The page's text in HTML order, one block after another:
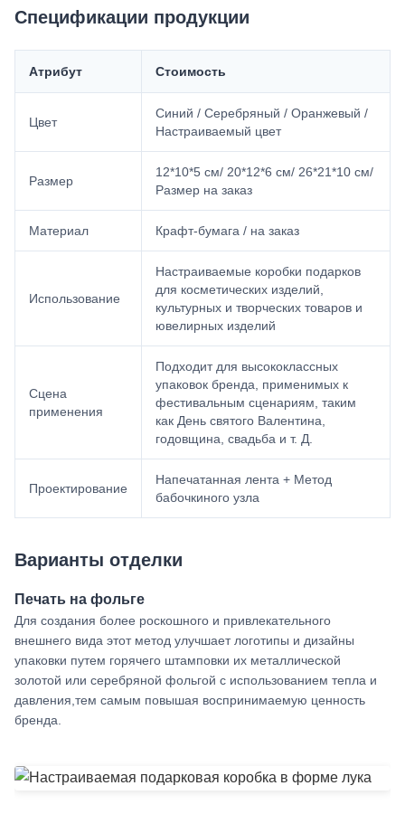
Спецификации продукции
Атрибут Стоимость
Цвет
Синий / Серебряный / Оранжевый /
Настраиваемый цвет
Размер
12*10*5 см/ 20*12*6 см/ 26*21*10 см/
Размер на заказ
Материал Крафт-бумага / на заказ
Использование
Настраиваемые коробки подарков
для косметических изделий,
культурных и творческих товаров и
ювелирных изделий
Сцена
применения
Подходит для высококлассных
упаковок бренда, применимых к
фестивальным сценариям, таким
как День святого Валентина,
годовщина, свадьба и т. Д.
Проектирование
Напечатанная лента + Метод
бабочкиного узла
Варианты отделки
Печать на фольге
Для создания более роскошного и привлекательного
внешнего вида этот метод улучшает логотипы и дизайны
упаковки путем горячего штамповки их металлической
золотой или серебряной фольгой с использованием тепла и
давления,тем самым повышая воспринимаемую ценность
бренда.